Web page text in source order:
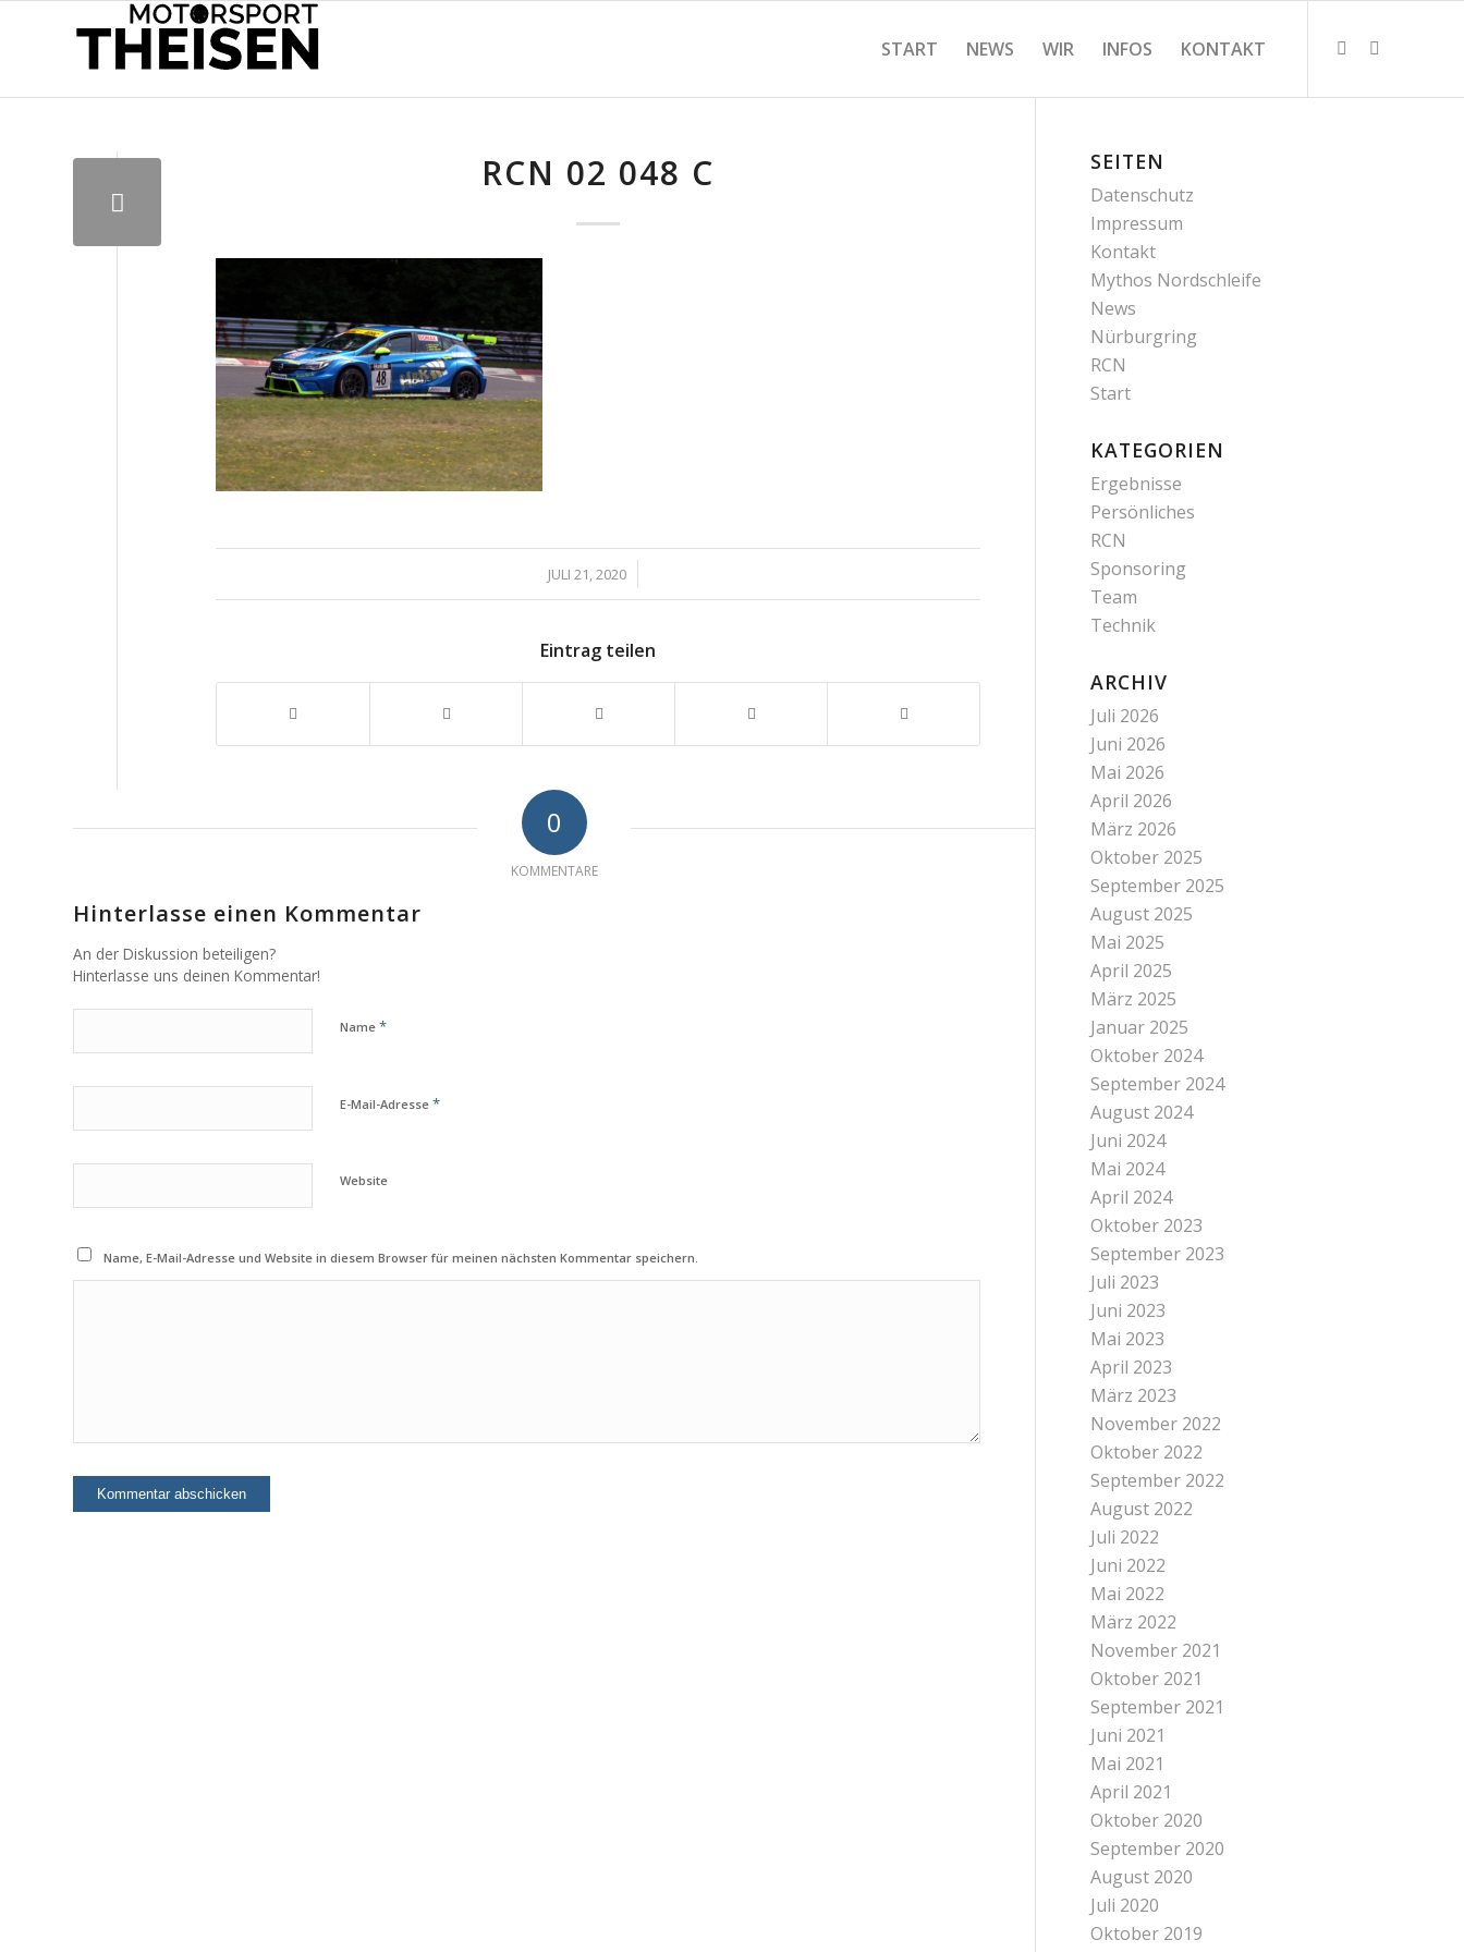
START NEWS WIR INFOS KONTAKT
RCN 02 048 C
JULI 21, 2020
/
Eintrag teilen
0
KOMMENTARE
Hinterlasse einen Kommentar
An der Diskussion beteiligen?
Hinterlasse uns deinen Kommentar!
Name *
E-Mail-Adresse *
Website
Name, E-Mail-Adresse und Website in diesem Browser für meinen nächsten Kommentar speichern.
SEITEN
Datenschutz
Impressum
Kontakt
Mythos Nordschleife
News
Nürburgring
RCN
Start
KATEGORIEN
Ergebnisse
Persönliches
RCN
Sponsoring
Team
Technik
ARCHIV
Juli 2026
Juni 2026
Mai 2026
April 2026
März 2026
Oktober 2025
September 2025
August 2025
Mai 2025
April 2025
März 2025
Januar 2025
Oktober 2024
September 2024
August 2024
Juni 2024
Mai 2024
April 2024
Oktober 2023
September 2023
Juli 2023
Juni 2023
Mai 2023
April 2023
März 2023
November 2022
Oktober 2022
September 2022
August 2022
Juli 2022
Juni 2022
Mai 2022
März 2022
November 2021
Oktober 2021
September 2021
Juni 2021
Mai 2021
April 2021
Oktober 2020
September 2020
August 2020
Juli 2020
Oktober 2019